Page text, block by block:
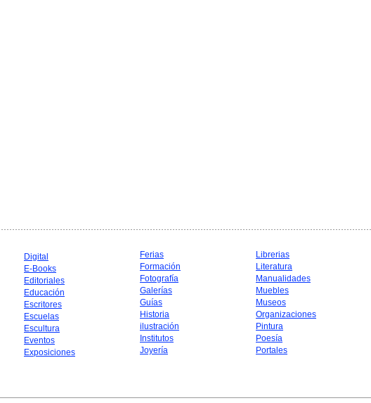
Digital
E-Books
Editoriales
Educación
Escritores
Escuelas
Escultura
Eventos
Exposiciones
Ferias
Formación
Fotografía
Galerías
Guías
Historia
ilustración
Institutos
Joyería
Librerias
Literatura
Manualidades
Muebles
Museos
Organizaciones
Pintura
Poesía
Portales